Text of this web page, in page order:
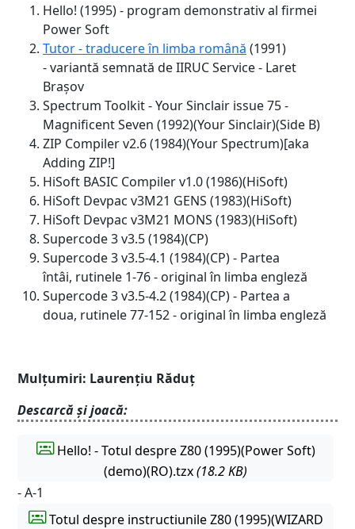
Hello! (1995) - program demonstrativ al firmei
Power Soft
Tutor - traducere în limba română (1991)
- variantă semnată de IIRUC Service - Laret
Brașov
Spectrum Toolkit - Your Sinclair issue 75 -
Magnificent Seven (1992)(Your Sinclair)(Side B)
ZIP Compiler v2.6 (1984)(Your Spectrum)[aka
Adding ZIP!]
HiSoft BASIC Compiler v1.0 (1986)(HiSoft)
HiSoft Devpac v3M21 GENS (1983)(HiSoft)
HiSoft Devpac v3M21 MONS (1983)(HiSoft)
Supercode 3 v3.5 (1984)(CP)
Supercode 3 v3.5-4.1 (1984)(CP) - Partea
întâi, rutinele 1-76 - original în limba engleză
Supercode 3 v3.5-4.2 (1984)(CP) - Partea a
doua, rutinele 77-152 - original în limba engleză
Mulțumiri: Laurențiu Răduț
Descarcă și joacă:
Hello! - Totul despre Z80 (1995)(Power Soft)
(demo)(RO).tzx(18.2 KB)
- A-1
Totul despre instructiunile Z80 (1995)(WIZARD